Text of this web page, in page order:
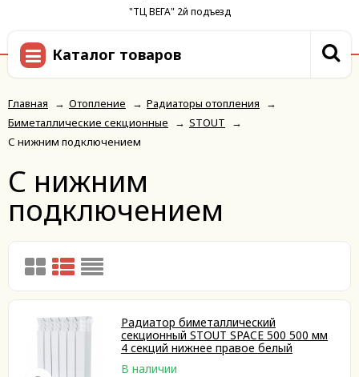
"ТЦ ВЕГА" 2й подъезд
Каталог товаров
Главная → Отопление → Радиаторы отопления
→
Биметаллические секционные
→ STOUT
→
С нижним подключением
С нижним
подключением
Радиатор биметаллический
секционный STOUT SPACE 500 500 мм
4 секций нижнее правое белый
В наличии